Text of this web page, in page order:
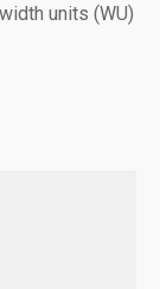
units (WU)